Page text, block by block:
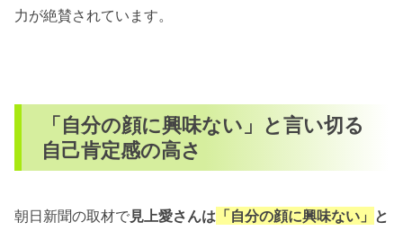
力が絶賛されています。
「自分の顔に興味ない」と言い切る
自己肯定感の高さ
朝日新聞の取材で見上愛さんは 「自分の顔に興味ない」 と